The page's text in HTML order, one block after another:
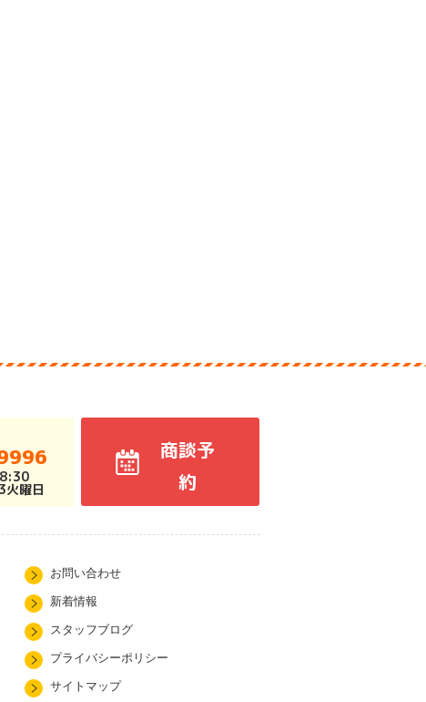
火曜日
商談予
約
お問い合わせ
新着情報
スタッフブログ
プライバシーポリシー
サイトマップ